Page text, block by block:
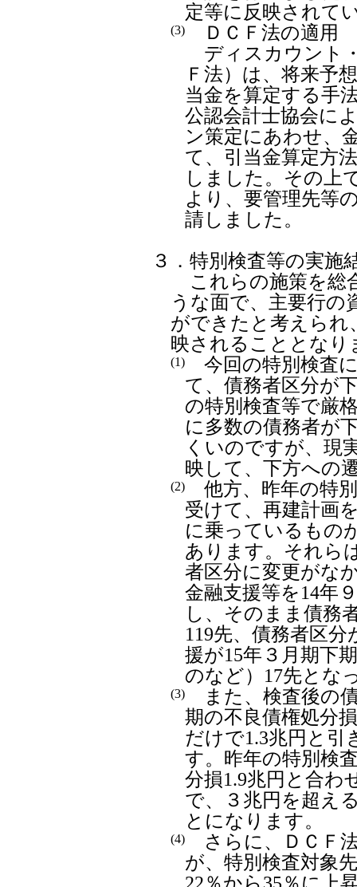
定等に反映されて
(3)
ＤＣＦ法の適用
ディスカウント
Ｆ法）は、将来予
当金を算定する手
公認会計士協会に
ン策定にあわせ、
て、引当金算定方
しました。その上
より、要管理先等
請しました。
３ ．特別検査等の実施
これらの施策を総
うな面で、主要行の
ができたと考えられ
映されることとなり
(1)
今回の特別検査
て、債務者区分が
の特別検査等で厳
に多数の債務者が
くいのですが、現
映して、下方への
(2)
他方、昨年の特
受けて、再建計画
に乗っているもの
あります。それら
者区分に変更がな
金融支援等を14年
し、そのまま債務
119先、債務者区
援が15年３月期下
のなど）17先とな
(3)
また、検査後の
期の不良債権処分
だけで1.3兆円と引
す。昨年の特別検
分損1.9兆円と合わ
で、３兆円を超え
とになります。
(4)
さらに、ＤＣＦ
が、特別検査対象